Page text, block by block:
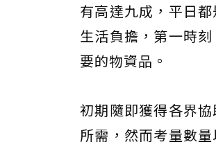
有高達九成，平日
生活負擔，第一時
要的物資品。
初期隨即獲得各界
所需，然而考量數